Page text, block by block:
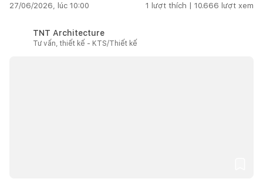
27/06/2026, lúc 10:00 1 lượt thích | 10.666 lượt xem
TNT Architecture
Tư vấn, thiết kế - KTS/Thiết kế